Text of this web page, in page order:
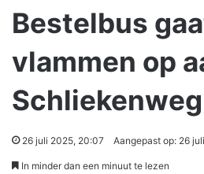
Bestelbus
vlammen op
26 juli 2025, 20:07 Aangepast op: 26
In minder dan een minuut te lezen